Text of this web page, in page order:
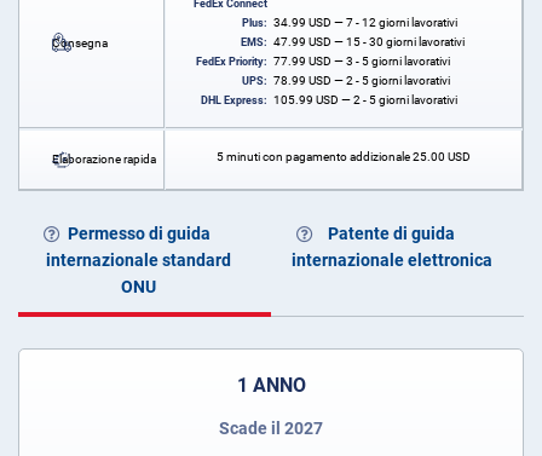
Consegna
FedEx Connect
Plus: 34.99 USD — 7 - 12 giorni lavorativi
EMS: 47.99 USD — 15 - 30 giorni lavorativi
FedEx Priority: 77.99 USD — 3 - 5 giorni lavorativi
UPS: 78.99 USD — 2 - 5 giorni lavorativi
DHL Express: 105.99 USD — 2 - 5 giorni lavorativi
Elaborazione rapida 5 minuti con pagamento addizionale25.00 USD
Permesso di guida
internazionale standard
ONU
Patente di guida
internazionale elettronica
1 ANNO
Scade il 2027